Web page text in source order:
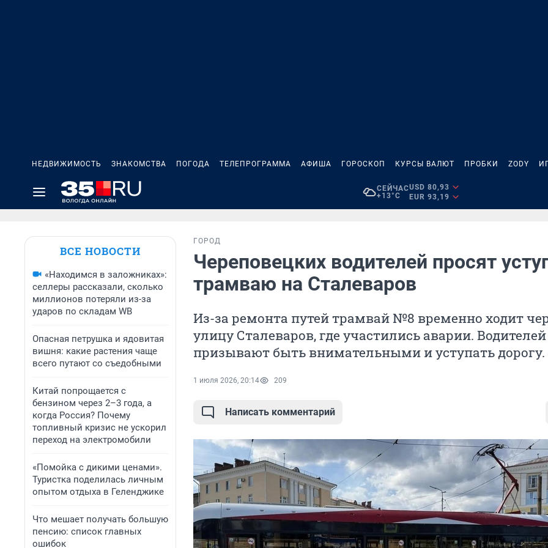
НЕДВИЖИМОСТЬ ЗНАКОМСТВА ПОГОДА ТЕЛЕПРОГРАММА АФИША ГОРОСКОП КУРСЫ ВАЛЮТ ПРОБКИ ZODY
СЕЙЧАС
+13°C
USD 80,93
EUR 93,19
ВСЕ НОВОСТИ
«Находимся в заложниках»:
селлеры рассказали, сколько
миллионов потеряли из-за
ударов по складам WB
Опасная петрушка и ядовитая
вишня: какие растения чаще
всего путают со съедобными
Китай попрощается с
бензином через 2–3 года, а
когда Россия? Почему
топливный кризис не ускорил
переход на электромобили
«Помойка с дикими ценами».
Туристка поделилась личным
опытом отдыха в Геленджике
Что мешает получать большую
пенсию: список главных
ошибок
ГОРОД
Череповецких водителей просят
трамваю на Сталеваров
Из-за ремонта путей трамвай №8 временно ходит
улицу Сталеваров, где участились аварии. Водителей
призывают быть внимательными и уступать дорогу.
1 июля 2026, 20:14 209
Написать комментарий